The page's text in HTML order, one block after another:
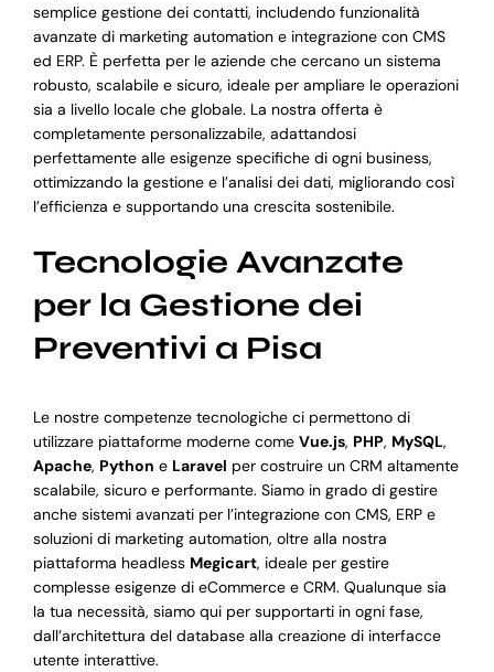
semplice gestione dei contatti, includendo funzionalità
avanzate di marketing automation e integrazione con CMS
ed ERP. È perfetta per le aziende che cercano un sistema
robusto, scalabile e sicuro, ideale per ampliare le operazioni
sia a livello locale che globale. La nostra offerta è
completamente personalizzabile, adattandosi
perfettamente alle esigenze specifiche di ogni business,
ottimizzando la gestione e l’analisi dei dati, migliorando così
l’efficienza e supportando una crescita sostenibile.
Tecnologie Avanzate
per la Gestione dei
Preventivi a Pisa
Le nostre competenze tecnologiche ci permettono di
utilizzare piattaforme moderne come Vue.js, PHP, MySQL,
Apache, Python e Laravel per costruire un CRM altamente
scalabile, sicuro e performante. Siamo in grado di gestire
anche sistemi avanzati per l’integrazione con CMS, ERP e
soluzioni di marketing automation, oltre alla nostra
piattaforma headless Megicart, ideale per gestire
complesse esigenze di eCommerce e CRM. Qualunque sia
la tua necessità, siamo qui per supportarti in ogni fase,
dall’architettura del database alla creazione di interfacce
utente interattive.